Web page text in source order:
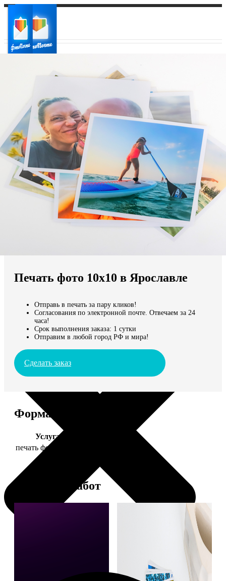
Ваш регион доставки
Выберите из списка:
Мы доставляем по всему миру
Продолжить без города
Печать фото 10х10 в Ярославле
Отправь в печать за пару кликов!
Согласования по электронной почте. Отвечаем за 24
часа!
Срок выполнения заказа: 1 сутки
Отправим в любой город РФ и мира!
Сделать заказ
Форматы и цены
Услуга
печать фото 10х10
Примеры работ